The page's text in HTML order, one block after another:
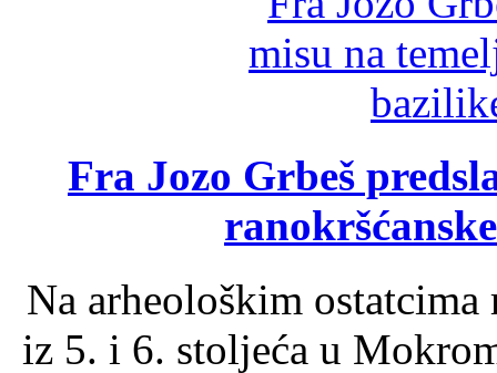
Fra Jozo Grbeš
Na arheološkim
iz 5. i 6. stoljeća u